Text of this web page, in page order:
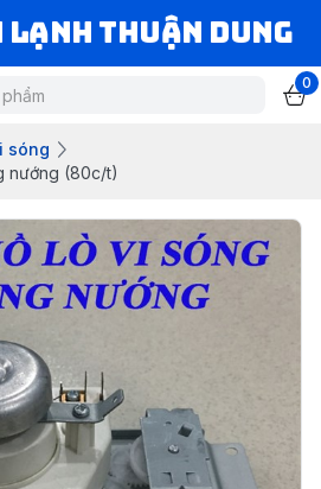
THUẬN DUNG
0
sóng
nướng (80c/t)